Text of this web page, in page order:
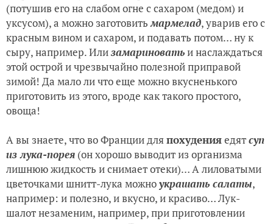
(потушив его на слабом огне с сахаром (медом) и
уксусом), а можно заготовитьмармелад, уварив его с
красным вином и сахаром, и подавать потом… ну к
сыру, например. Илизамариноватьи наслаждаться
этой острой и чрезвычайно полезной приправой
зимой! Да мало ли что еще можно вкусненького
приготовить из этого, вроде как такого простого,
овоща!
А вы знаете, что во Франции дляпохуденияедятсуп
из лука-порея (он хорошо выводит из организма
лишнюю жидкость и снимает отеки)… А лиловатыми
цветочками шнитт-лука можноукрашать салаты,
например: и полезно, и вкусно, и красиво… Лук-
шалот незаменим, например, при приготовлении